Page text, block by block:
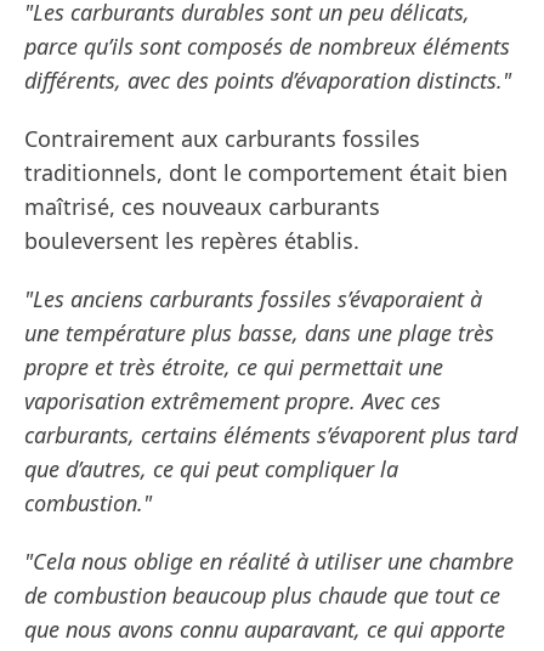
"Les carburants durables sont un peu délicats,
parce qu’ils sont composés de nombreux éléments
différents, avec des points d’évaporation distincts."
Contrairement aux carburants fossiles
traditionnels, dont le comportement était bien
maîtrisé, ces nouveaux carburants
bouleversent les repères établis.
"Les anciens carburants fossiles s’évaporaient à
une température plus basse, dans une plage très
propre et très étroite, ce qui permettait une
vaporisation extrêmement propre. Avec ces
carburants, certains éléments s’évaporent plus tard
que d’autres, ce qui peut compliquer la
combustion."
"Cela nous oblige en réalité à utiliser une chambre
de combustion beaucoup plus chaude que tout ce
que nous avons connu auparavant, ce qui apporte